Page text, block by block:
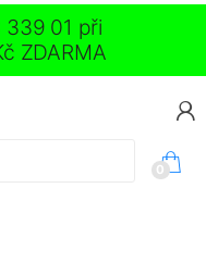
339 01 při
ZDARMA
0